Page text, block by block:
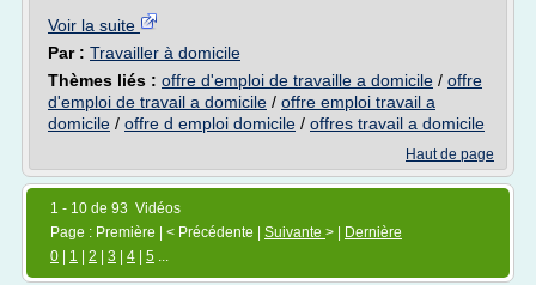
Voir la suite
Par : Travailler à domicile
Thèmes liés : offre d'emploi de travaille a domicile / offre
d'emploi de travail a domicile / offre emploi travail a
domicile / offre d emploi domicile / offres travail a domicile
Haut de page
1 - 10 de 93 Vidéos
Page : Première | < Précédente | Suivante > |
Dernière
0
1 2 3 4 5 ...